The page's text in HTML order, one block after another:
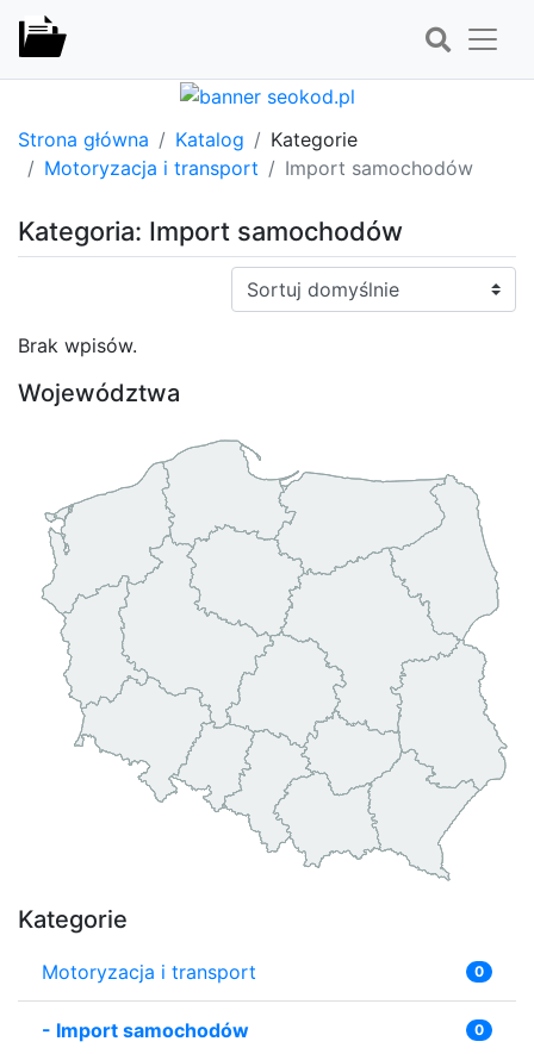
Strona główna Katalog
Kategorie
Motoryzacja i transport
Import samochodów
Kategoria: Import samochodów
Sortuj:
Brak wpisów.
Województwa
Kategorie
Motoryzacja i transport 0
- Import samochodów 0